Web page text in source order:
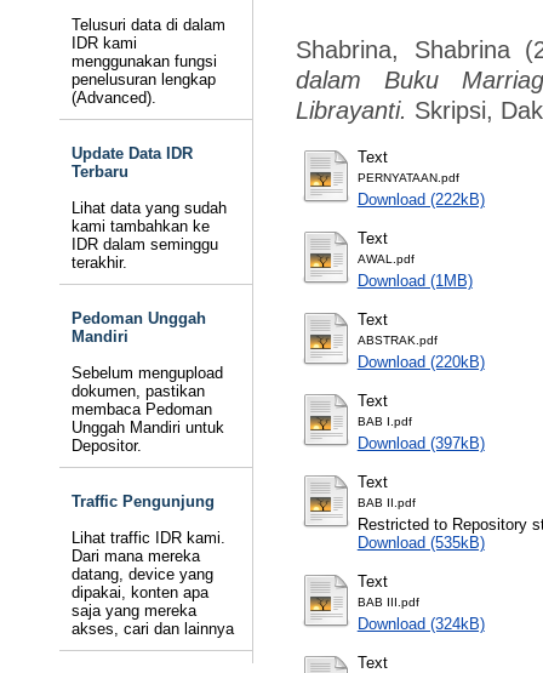
Telusuri data di dalam
IDR kami
menggunakan fungsi
penelusuran lengkap
(Advanced).
Update Data IDR
Terbaru
Lihat data yang sudah
kami tambahkan ke
IDR dalam seminggu
terakhir.
Pedoman Unggah
Mandiri
Sebelum mengupload
dokumen, pastikan
membaca Pedoman
Unggah Mandiri untuk
Depositor.
Traffic Pengunjung
Lihat traffic IDR kami.
Dari mana mereka
datang, device yang
dipakai, konten apa
saja yang mereka
akses, cari dan lainnya
Shabrina, Shabrina
dalam Buku
Librayanti. Skripsi,
Text
PERNYATAAN.pdf
Download (222kB)
Text
AWAL.pdf
Download (1MB)
Text
ABSTRAK.pdf
Download (220kB)
Text
BAB I.pdf
Download (397kB)
Text
BAB II.pdf
Restricted to Repository
Download (535kB)
Text
BAB III.pdf
Download (324kB)
Text